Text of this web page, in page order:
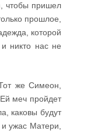
чтобы пришел
прошлое,
которой
никто нас не
же Симеон,
меч пройдет
каковы будут
и ужас Матери,